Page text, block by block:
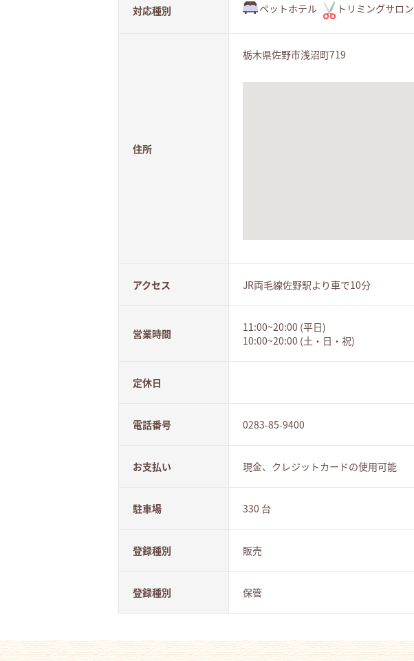
対応種別 ペットホテル トリミングサロン
住所
栃木県佐野市浅沼町719
アクセス JR両毛線佐野駅より車で10分
営業時間
11:00~20:00 (平日)
10:00~20:00 (土・日・祝)
定休日
電話番号 0283-85-9400
お支払い 現金、クレジットカードの使用可能
駐車場 330 台
登録種別 販売
登録種別 保管